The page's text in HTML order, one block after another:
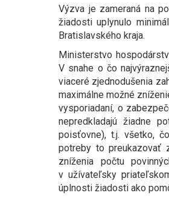
Výzva je zameraná na
žiadosti uplynulo
Bratislavského kraja.
Ministerstvo
V snahe o čo
viaceré zjednodušenia
maximálne možné
vysporiadaní, o
nepredkladajú žiadne
poisťovne), t.j. všetko,
potreby to preukazovať
zníženia počtu
v užívateľsky
úplnosti žiadosti ako